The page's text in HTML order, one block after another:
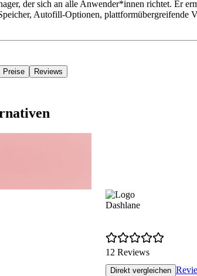
der sich an alle Anwender*innen richtet. Er
Autofill-Optionen,
Preise Reviews
Dashlane
12 Reviews
Direkt vergleichen